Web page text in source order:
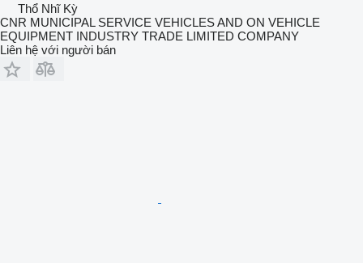
Thổ Nhĩ Kỳ
CNR MUNICIPAL SERVICE VEHICLES AND ON VEHICLE
EQUIPMENT INDUSTRY TRADE LIMITED COMPANY
Liên hệ với người bán